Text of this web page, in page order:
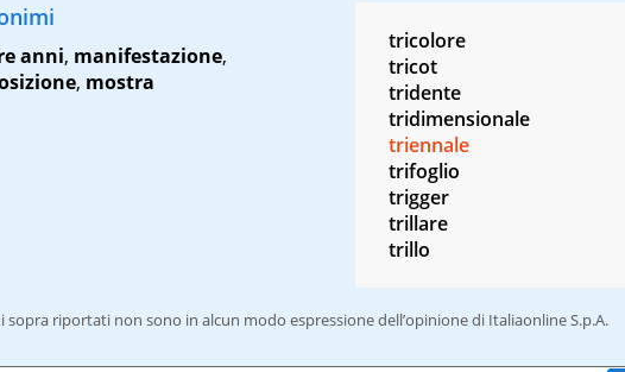
anni, manifestazione,
, mostra
tricolore
tricot
tridente
tridimensionale
triennale
trifoglio
trigger
trillare
trillo
sopra riportati non sono in alcun modo espressione dell’opinione di Italiaonline S.p.A.